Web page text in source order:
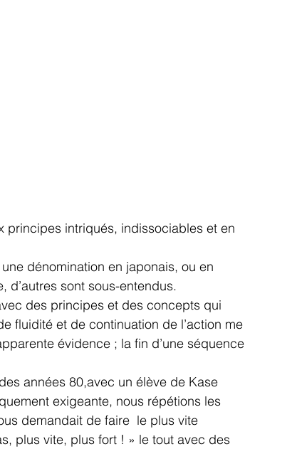
principes intriqués, indissociables et en
dénomination en japonais, ou en
d’autres sont sous-entendus.
des principes et des concepts qui
fluidité et de continuation de l’action me
évidence ; la fin d’une séquence
années 80,avec un élève de Kase
exigeante, nous répétions les
demandait de faire  le plus vite
plus vite, plus fort ! » le tout avec des